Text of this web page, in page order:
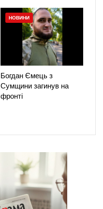
НОВИНИ
Богдан Ємець з
Сумщини загинув на
фронті